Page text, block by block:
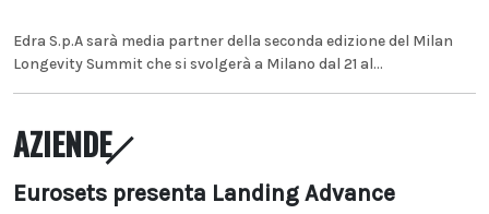
Edra S.p.A sarà media partner della seconda edizione del Milan
Longevity Summit che si svolgerà a Milano dal 21 al...
AZIENDE
Eurosets presenta Landing Advance